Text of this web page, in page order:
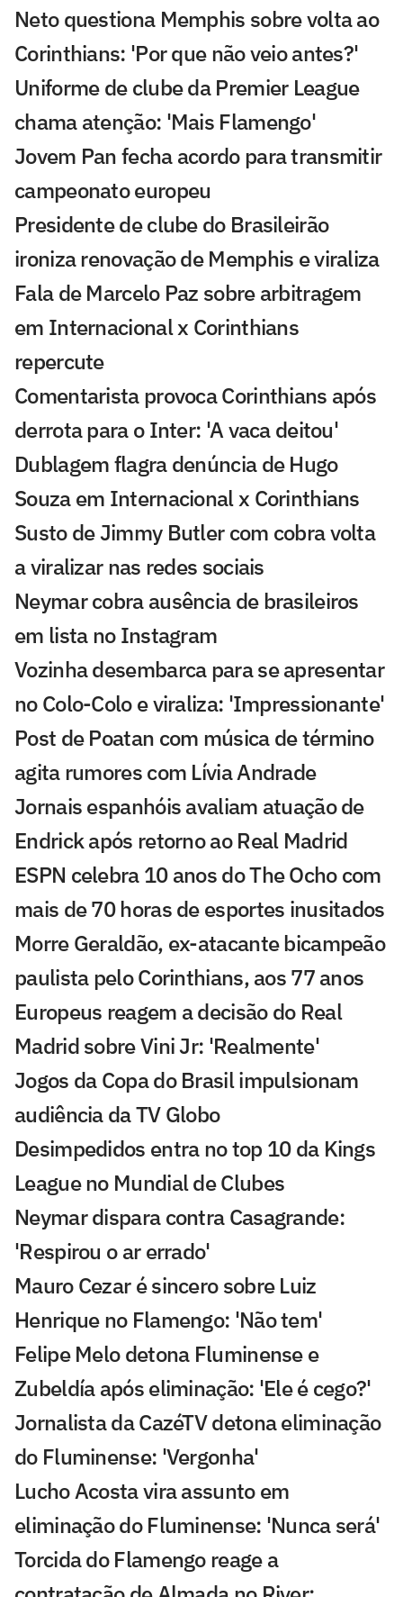
Neto questiona Memphis sobre volta ao
Corinthians: 'Por que não veio antes?'
Uniforme de clube da Premier League
chama atenção: 'Mais Flamengo'
Jovem Pan fecha acordo para transmitir
campeonato europeu
Presidente de clube do Brasileirão
ironiza renovação de Memphis e viraliza
Fala de Marcelo Paz sobre arbitragem
em Internacional x Corinthians
repercute
Comentarista provoca Corinthians após
derrota para o Inter: 'A vaca deitou'
Dublagem flagra denúncia de Hugo
Souza em Internacional x Corinthians
Susto de Jimmy Butler com cobra volta
a viralizar nas redes sociais
Neymar cobra ausência de brasileiros
em lista no Instagram
Vozinha desembarca para se apresentar
no Colo-Colo e viraliza: 'Impressionante'
Post de Poatan com música de término
agita rumores com Lívia Andrade
Jornais espanhóis avaliam atuação de
Endrick após retorno ao Real Madrid
ESPN celebra 10 anos do The Ocho com
mais de 70 horas de esportes inusitados
Morre Geraldão, ex-atacante bicampeão
paulista pelo Corinthians, aos 77 anos
Europeus reagem a decisão do Real
Madrid sobre Vini Jr: 'Realmente'
Jogos da Copa do Brasil impulsionam
audiência da TV Globo
Desimpedidos entra no top 10 da Kings
League no Mundial de Clubes
Neymar dispara contra Casagrande:
'Respirou o ar errado'
Mauro Cezar é sincero sobre Luiz
Henrique no Flamengo: 'Não tem'
Felipe Melo detona Fluminense e
Zubeldía após eliminação: 'Ele é cego?'
Jornalista da CazéTV detona eliminação
do Fluminense: 'Vergonha'
Lucho Acosta vira assunto em
eliminação do Fluminense: 'Nunca será'
Torcida do Flamengo reage a